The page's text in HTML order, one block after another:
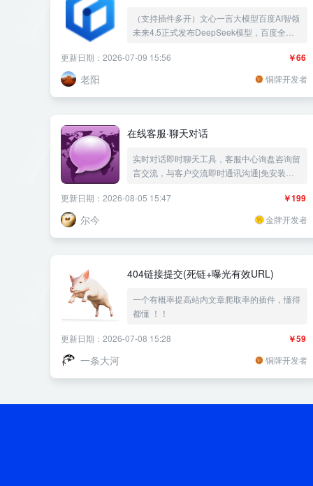
（支持插件多开）文心一言大模型百度AI智领
未来4.5正式发布DeepSeek模型，百度全新
“ChatGPT”，AI发布可以生成本地TXT文章，
自动文本生成的神器，原创文章创作新利器让
你轻松创作高质量文章，改写文章内容伪原创
￥66
更新日期：2026-07-09 15:56
老阳 铜牌开发者
在线客服·聊天对话
实时对话即时聊天工具，客服中心询盘咨询留
言交流，与客户交流即时通讯沟通|免安装聊
回复|电子商务在线购物跨境电商im|企业网站
售前售后服务中心——《益吾库》尔今作品
￥199
更新日期：2026-08-05 15:47
尔今 金牌开发者
404链接提交(死链+曝光有效URL)
一个有概率提高站内文章爬取率的插件，懂得
都懂 ！！
￥59
更新日期：2026-07-08 15:28
一条大河 铜牌开发者